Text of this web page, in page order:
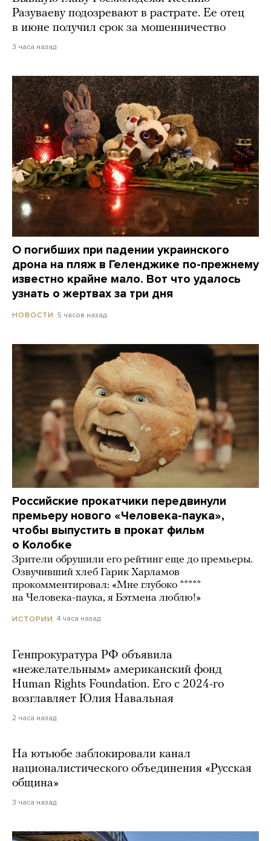
Разуваеву подозревают в растрате. Ее отец
в июне получил срок за мошенничество
3 часа назад
О погибших при падении украинского
дрона на пляж в Геленджике по-прежнему
известно крайне мало. Вот что удалось
узнать о жертвах за три дня
НОВОСТИ 5 часов назад
Российские прокатчики передвинули
премьеру нового «Человека-паука»,
чтобы выпустить в прокат фильм
о Колобке
Зрители обрушили его рейтинг еще до премьеры.
Озвучивший хлеб Гарик Харламов
прокомментировал: «Мне глубоко *****
на Человека-паука, я Бэтмена люблю!»
ИСТОРИИ 4 часа назад
Генпрокуратура РФ объявила
«нежелательным» американский фонд
Human Rights Foundation. Его с 2024-го
возглавляет Юлия Навальная
2 часа назад
На ютьюбе заблокировали канал
националистического объединения «Русская
община»
3 часа назад